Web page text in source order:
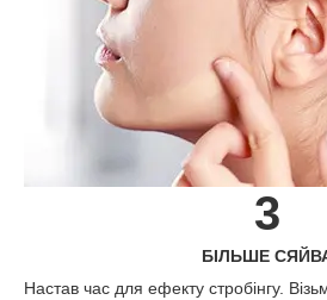
3
БІЛЬШЕ
Настав час для ефекту стробінгу.